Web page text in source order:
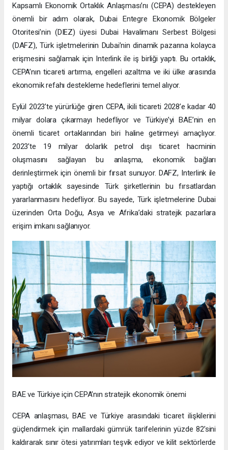
Kapsamlı Ekonomik Ortaklık Anlaşması’nı (CEPA) destekleyen
önemli bir adım olarak, Dubai Entegre Ekonomik Bölgeler
Otoritesi’nin (DIEZ) üyesi Dubai Havalimanı Serbest Bölgesi
(DAFZ), Türk işletmelerinin Dubai’nin dinamik pazarına kolayca
erişmesini sağlamak için Interlink ile iş birliği yaptı. Bu ortaklık,
CEPA’nın ticareti artırma, engelleri azaltma ve iki ülke arasında
ekonomik refahı destekleme hedeflerini temel alıyor.
Eylül 2023’te yürürlüğe giren CEPA, ikili ticareti 2028’e kadar 40
milyar dolara çıkarmayı hedefliyor ve Türkiye’yi BAE’nin en
önemli ticaret ortaklarından biri haline getirmeyi amaçlıyor.
2023’te 19 milyar dolarlık petrol dışı ticaret hacminin
oluşmasını sağlayan bu anlaşma, ekonomik bağları
derinleştirmek için önemli bir fırsat sunuyor. DAFZ, Interlink ile
yaptığı ortaklık sayesinde Türk şirketlerinin bu fırsatlardan
yararlanmasını hedefliyor. Bu sayede, Türk işletmelerine Dubai
üzerinden Orta Doğu, Asya ve Afrika’daki stratejik pazarlara
erişim imkanı sağlanıyor.
BAE ve Türkiye için CEPA’nın stratejik ekonomik önemi
CEPA anlaşması, BAE ve Türkiye arasındaki ticaret ilişkilerini
güçlendirmek için mallardaki gümrük tarifelerinin yüzde 82’sini
kaldırarak sınır ötesi yatırımları teşvik ediyor ve kilit sektörlerde